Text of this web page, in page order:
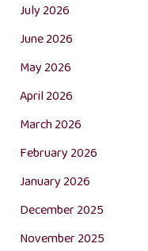
July 2026
June 2026
May 2026
April 2026
March 2026
February 2026
January 2026
December 2025
November 2025